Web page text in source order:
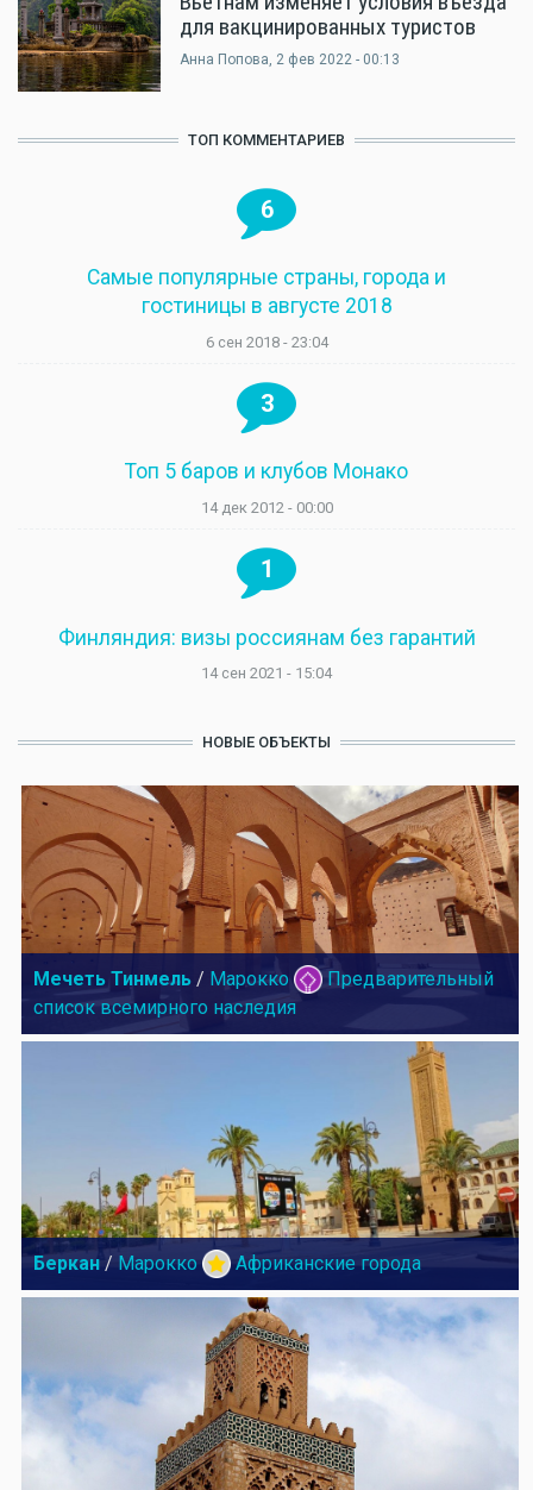
для вакцинированных туристов
Анна Попова, 2 фев 2022 - 00:13
ТОП КОММЕНТАРИЕВ
6
Самые популярные страны, города и
гостиницы в августе 2018
6 сен 2018 - 23:04
3
Топ 5 баров и клубов Монако
14 дек 2012 - 00:00
1
Финляндия: визы россиянам без гарантий
14 сен 2021 - 15:04
НОВЫЕ ОБЪЕКТЫ
Мечеть Тинмель / Марокко
Предварительный
список всемирного наследия
Беркан / Марокко Африканские города